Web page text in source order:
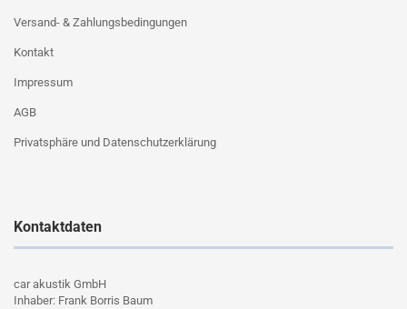
Versand- & Zahlungsbedingungen
Kontakt
Impressum
AGB
Privatsphäre und Datenschutzerklärung
Kontaktdaten
car akustik GmbH
Inhaber: Frank Borris Baum